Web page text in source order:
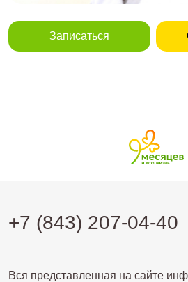
Записаться
+7 (843) 207-04-40
Вся представленная на сайте